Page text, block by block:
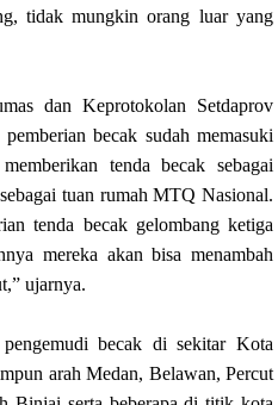
tidak mungkin orang luar yang
dan Keprotokolan Setdaprov
becak sudah memasuki
tenda becak sebagai
tuan rumah MTQ Nasional.
tenda becak gelombang ketiga
mereka akan bisa menambah
ujarnya.
becak di sekitar Kota
arah Medan, Belawan, Percut